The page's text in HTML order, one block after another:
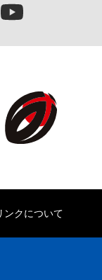
ンクについて